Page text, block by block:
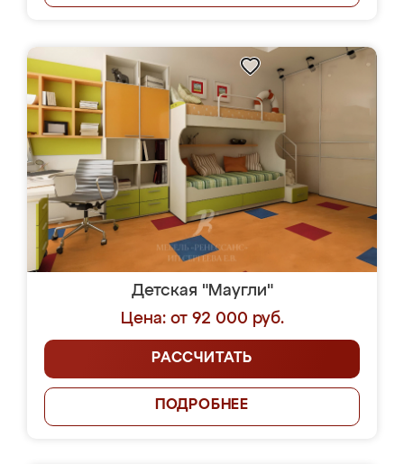
Детская "Маугли"
Цена: от 92 000 руб.
РАССЧИТАТЬ
ПОДРОБНЕЕ